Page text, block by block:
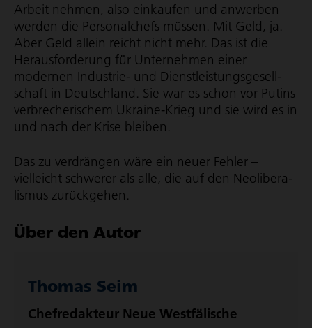
Arbeit nehmen, also einkaufen und anwerben
werden die Personalchefs müssen. Mit Geld, ja.
Aber Geld allein reicht nicht mehr. Das ist die
Heraus­for­de­rung für Unternehmen einer
modernen Industrie- und Dienst­leis­tungs­ge­sell­
schaft in Deutschland. Sie war es schon vor Putins
verbre­che­ri­schem Ukraine-Krieg und sie wird es in
und nach der Krise bleiben.
Das zu verdrängen wäre ein neuer Fehler –
vielleicht schwerer als alle, die auf den Neoli­be­ra­
lismus zurückgehen.
Über den Autor
Thomas Seim
Chefredakteur Neue Westfälische